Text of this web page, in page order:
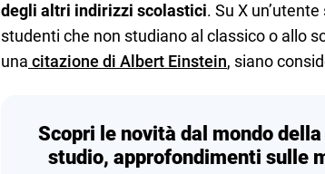
degli altri indirizzi scolastici. Su X
studenti che non studiano al classico o allo
una citazione di Albert Einstein, siano
Scopri le novità dal mondo
studio, approfondimenti sulle